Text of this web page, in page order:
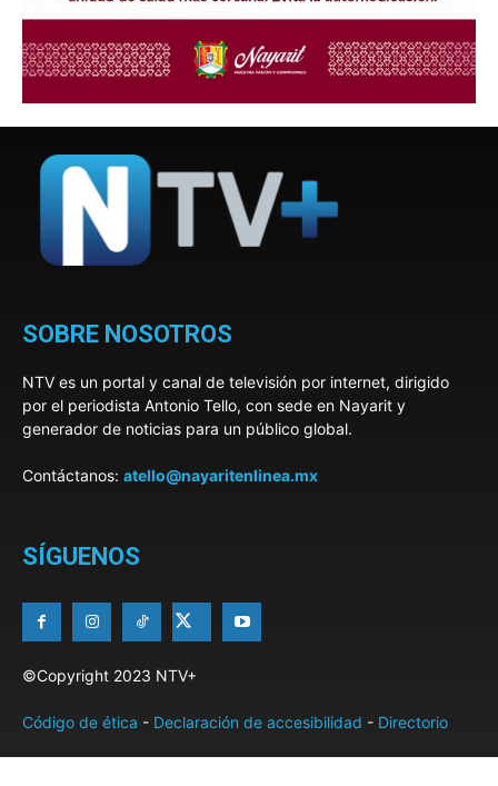
SOBRE NOSOTROS
NTV es un portal y canal de televisión por internet, dirigido
por el periodista Antonio Tello, con sede en Nayarit y
generador de noticias para un público global.
Contáctanos: atello@nayaritenlinea.mx
SÍGUENOS
©Copyright 2023 NTV+
Código de ética - Declaración de accesibilidad - Directorio